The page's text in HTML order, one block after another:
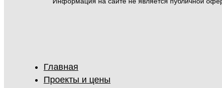
Главная
Проекты и цены